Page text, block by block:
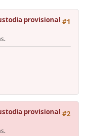
#1
provisional
#2
provisional